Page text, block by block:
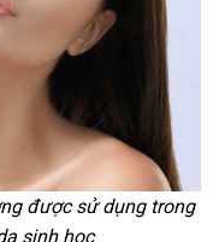
được sử dụng trong
sinh học